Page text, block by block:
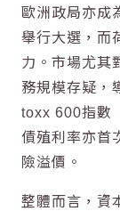
歐洲政局亦成
舉行大選，而
力。市場尤其
務規模存疑，
toxx 600指數
債殖利率亦首
險溢價。
整體而言，資